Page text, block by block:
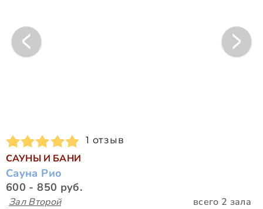
1 отзыв
САУНЫ И БАНИ
Сауна Рио
600 - 850 руб.
Зал Второй всего 2 зала